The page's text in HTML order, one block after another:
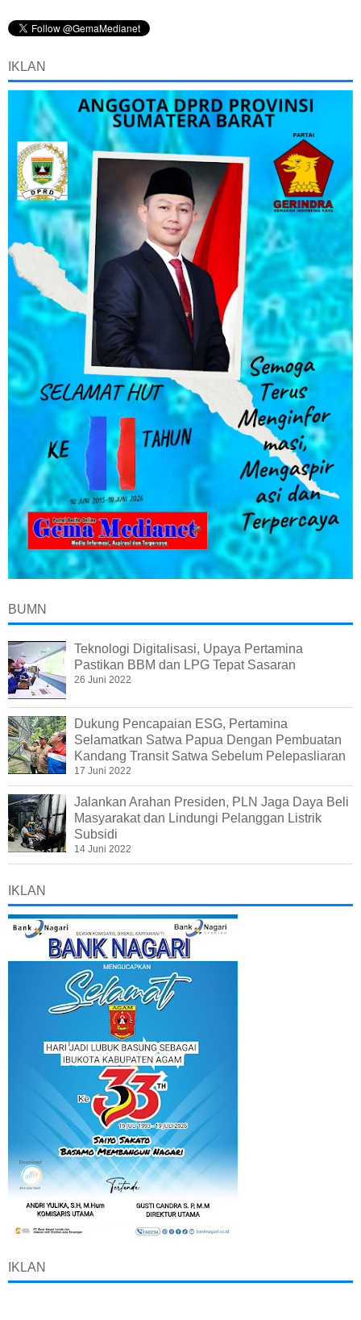
IKLAN
BUMN
Teknologi Digitalisasi, Upaya Pertamina
Pastikan BBM dan LPG Tepat Sasaran
26 Juni 2022
Dukung Pencapaian ESG, Pertamina
Selamatkan Satwa Papua Dengan Pembuatan
Kandang Transit Satwa Sebelum Pelepasliaran
17 Juni 2022
Jalankan Arahan Presiden, PLN Jaga Daya Beli
Masyarakat dan Lindungi Pelanggan Listrik
Subsidi
14 Juni 2022
IKLAN
IKLAN